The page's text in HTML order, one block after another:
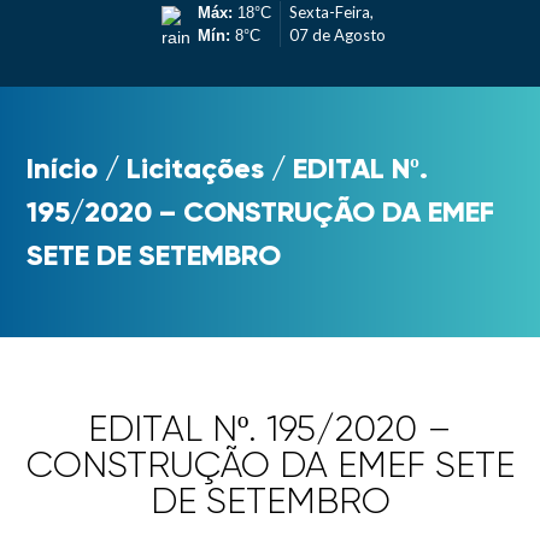
Máx: 18°C
Mín: 8°C
Sexta-Feira,
07 de Agosto
Início / Licitações / EDITAL Nº.
195/2020 – CONSTRUÇÃO DA EMEF
SETE DE SETEMBRO
EDITAL Nº. 195/2020 –
CONSTRUÇÃO DA EMEF SETE
DE SETEMBRO